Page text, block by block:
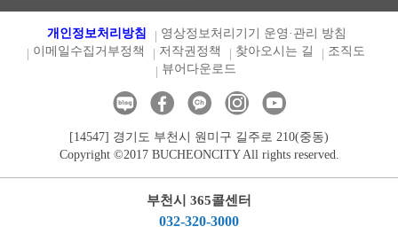
개인정보처리방침
영상정보처리기기 운영·관리 방침
이메일수집거부정책
저작권정책 찾아오시는 길
조직도
뷰어다운로드
[14547] 경기도 부천시 원미구 길주로 210(중동)
Copyright ©2017 BUCHEONCITY All rights reserved.
부천시 365콜센터
032-320-3000